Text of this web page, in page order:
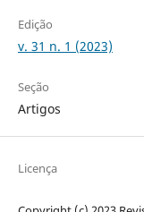
Edição
v. 31 n. 1 (2023)
Seção
Artigos
Licença